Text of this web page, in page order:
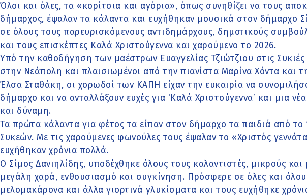
Όλοι και όλες, τα «κορίτσια και αγόρια», όπως συνηθίζει να τους
δήμαρχος, έψαλαν τα κάλαντα και ευχήθηκαν μουσικά στον δήμαρχο
σε όλους τους παρευρισκόμενους αντιδημάρχους, δημοτικούς
και τους επισκέπτες Καλά Χριστούγεννα και χαρούμενο το 2026.
Υπό την καθοδήγηση των μαέστρων Ευαγγελίας Τζιώτζιου στις
στην Νεάπολη και πλαισιωμένοι από την πιανίστα Μαρίνα Χόντα και
Έλσα Σταθάκη, οι χορωδοί των ΚΑΠΗ είχαν την ευκαιρία να
δήμαρχο και να ανταλλάξουν ευχές για ‘Καλά Χριστούγεννα’ και μια
και δύναμη.
Τα πρώτα κάλαντα για φέτος τα είπαν στον δήμαρχο τα παιδιά από το
Συκεών. Με τις χαρούμενες φωνούλες τους έψαλαν το «Χριστός
ευχήθηκαν χρόνια πολλά.
Ο Σίμος Δανιηλίδης, υποδέχθηκε όλους τους καλαντιστές, μικρούς
μεγάλη χαρά, ενθουσιασμό και συγκίνηση. Πρόσφερε σε όλες και
μελομακάρονα και άλλα γιορτινά γλυκίσματα και τους ευχήθηκε